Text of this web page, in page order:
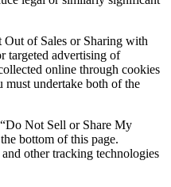
of Sales or Sharing with
targeted advertising of
online through cookies
must undertake both of the
Not Sell or Share My
bottom of this page.
other tracking technologies